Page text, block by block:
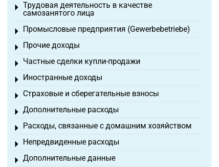
Трудовая деятельность в качестве
самозанятого лица
Toggle menu
Промысловые предприятия (Gewerbebetriebe)
Toggle menu
Прочие доходы
Toggle menu
Частные сделки купли-продажи
Toggle menu
Иностранные доходы
Toggle menu
Страховые и сберегательные взносы
Toggle menu
Дополнительные расходы
Toggle menu
Расходы, связанные с домашним хозяйством
Toggle menu
Непредвиденные расходы
Toggle menu
Дополнительные данные
Toggle menu